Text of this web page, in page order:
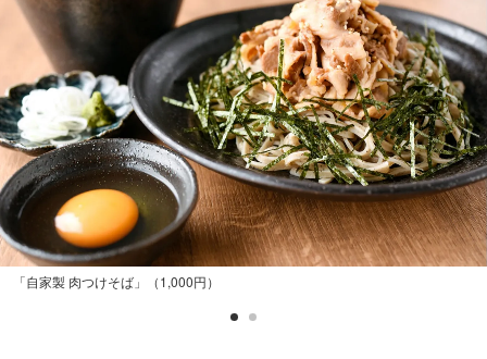
「自家製 肉つけそば」（1,000円）